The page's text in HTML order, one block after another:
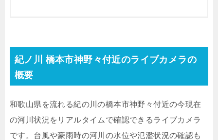
紀ノ川 橋本市神野々付近のライブカメラの
概要
和歌山県を流れる紀の川の橋本市神野々付近の今現在
の河川状況をリアルタイムで確認できるライブカメラ
です。台風や豪雨時の河川の水位や氾濫状況の確認も